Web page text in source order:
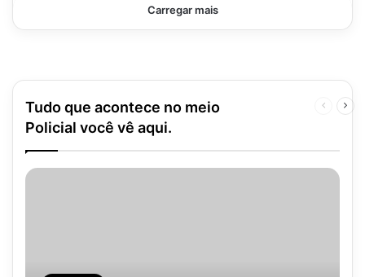
Carregar mais
Tudo que acontece no meio
Policial você vê aqui.
Página